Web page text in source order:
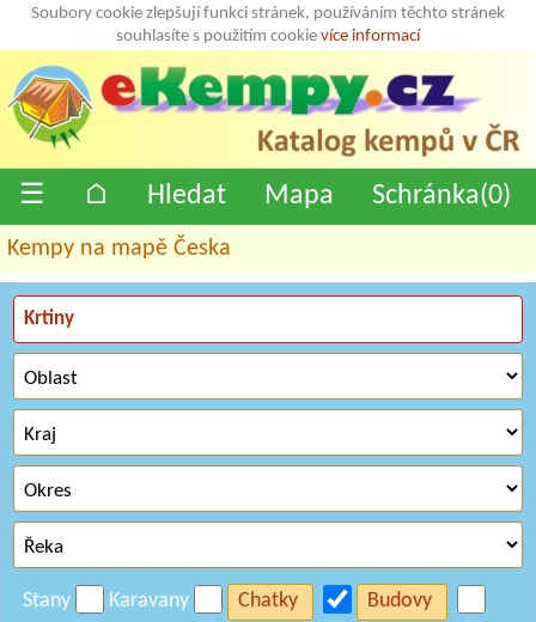
Soubory cookie zlepšují funkci stránek, používáním těchto stránek
souhlasíte s použitím cookie více informací
☰ ⌂ Hledat Mapa Schránka(0)
Kempy na mapě Česka
Stany Karavany Chatky
Budovy